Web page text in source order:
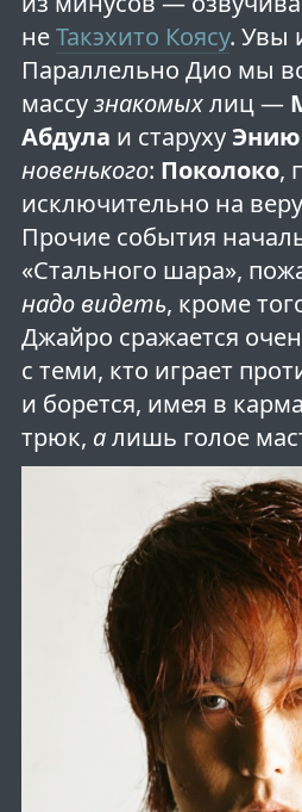
неТакэхито Коясу. Увы
Параллельно Дио мы
массузнакомыхлиц —
Абдула и старуху Энию
новенького: Поколоко,
исключительно на
Прочие события
«Стального шара»,
надо видеть, кроме
Джайро сражается
с теми, кто играет
и борется, имея в
трюк, алишь голое